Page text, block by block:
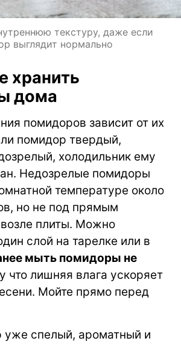
текстуру, даже если
выглядит нормально
хранить
дома
помидоров зависит от их
помидор твердый,
холодильник ему
Недозрелые помидоры
температуре около
но не под прямым
плиты. Можно
слой на тарелке или в
мыть помидоры не
что лишняя влага ускоряет
Мойте прямо перед
уже спелый, ароматный и